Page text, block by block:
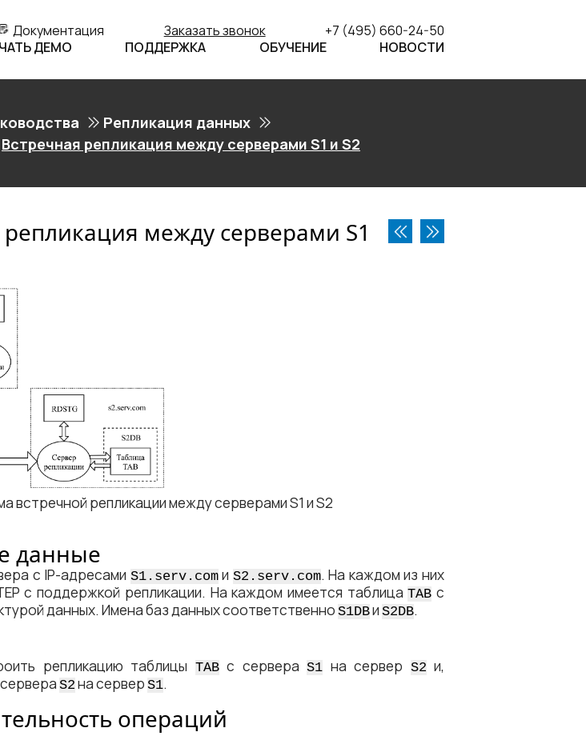
Документация Заказать звонок
+7 (495) 660-24-50
ДЕМО ПОДДЕРЖКА ОБУЧЕНИЕ НОВОСТИ
Репликация данных
Встречная репликация между серверами S1 и S2
между серверами S1
встречной репликации между серверами S1 и S2
данные
с IP-адресами S1.serv.comи S2.serv.com. На каждом из них
с поддержкой репликации. На каждом имеется таблицаTAB с
данных. Имена баз данных соответственно S1DBи S2DB.
репликацию таблицы TABс сервераS1 на сервер S2 и,
S2 на сервер S1.
операций